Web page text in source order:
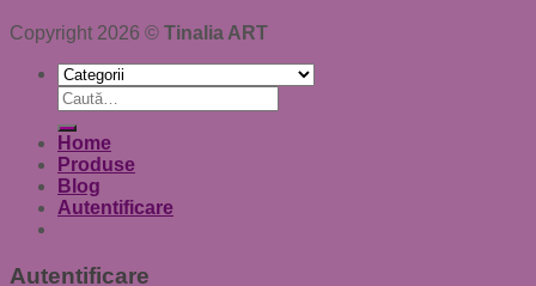
Copyright 2026 © Tinalia ART
Caută
după:
Home
Produse
Blog
Autentificare
Autentificare